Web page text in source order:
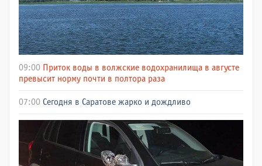
09:00 Приток воды в волжские водохранилища в августе
превысит норму почти в полтора раза
07:00 Сегодня в Саратове жарко и дождливо